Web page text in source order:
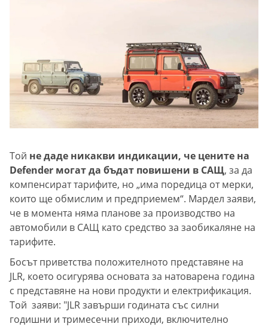
Той не даде никакви индикации, че цените на
Defender могат да бъдат повишени в САЩ, за да
компенсират тарифите, но „има поредица от мерки,
които ще обмислим и предприемем“. Мардел заяви,
че в момента няма планове за производство на
автомобили в САЩ като средство за заобикаляне на
тарифите.
Босът приветства положителното представяне на
JLR, което осигурява основата за натоварена година
с представяне на нови продукти и електрификация.
Той заяви: "JLR завърши годината със силни
годишни и тримесечни приходи, включително